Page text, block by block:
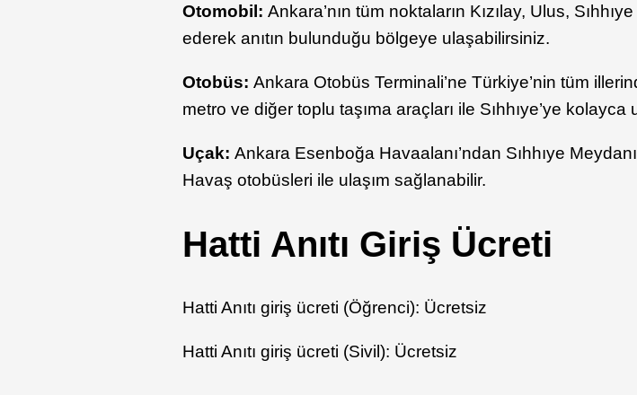
Otomobil: Ankara’nın tüm noktaların Kızılay, Ulus,
ederek anıtın bulunduğu bölgeye ulaşabilirsiniz.
Otobüs: Ankara Otobüs Terminali’ne Türkiye’nin tüm
metro ve diğer toplu taşıma araçları ile Sıhhıye’ye kolayca
Uçak: Ankara Esenboğa Havaalanı’ndan Sıhhıye
Havaş otobüsleri ile ulaşım sağlanabilir.
Hatti Anıtı Giriş Ücreti
Hatti Anıtı giriş ücreti (Öğrenci): Ücretsiz
Hatti Anıtı giriş ücreti (Sivil): Ücretsiz